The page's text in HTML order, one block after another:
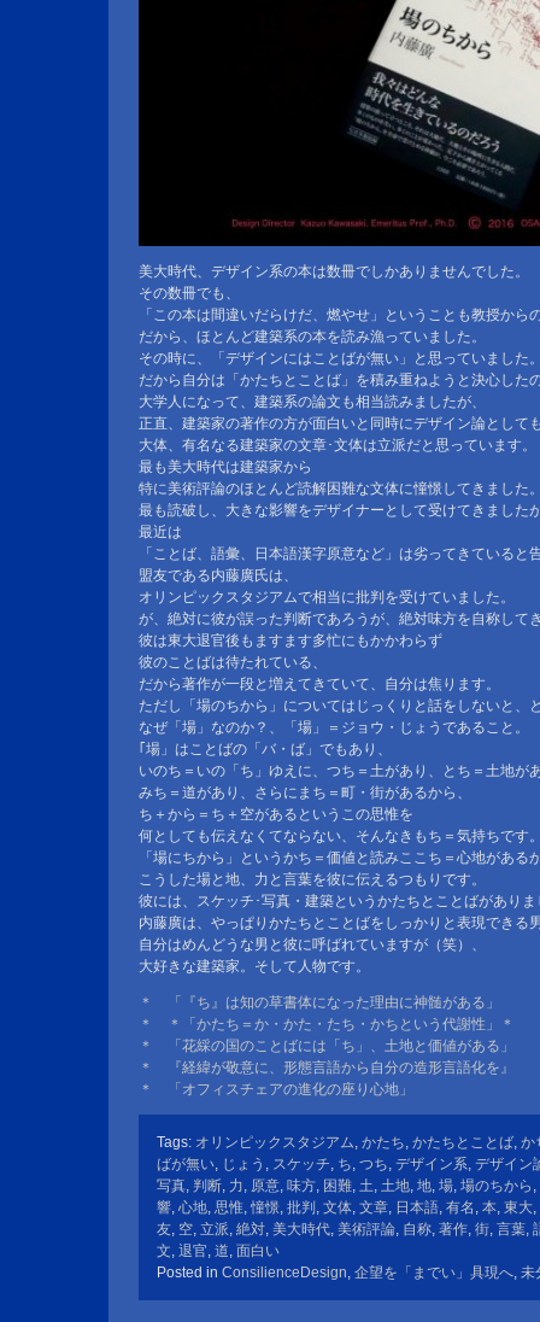
美大時代、デザイン系の本は数冊でしかありませんでした。
その数冊でも、
「この本は間違いだらけだ、燃やせ」ということも教授から
だから、ほとんど建築系の本を読み漁っていました。
その時に、「デザインにはことばが無い」と思っていました
だから自分は「かたちとことば」を積み重ねようと決心した
大学人になって、建築系の論文も相当読みましたが、
正直、建築家の著作の方が面白いと同時にデザイン論として
大体、有名なる建築家の文章･文体は立派だと思っています。
最も美大時代は建築家から
特に美術評論のほとんど読解困難な文体に憧憬してきました
最も読破し、大きな影響をデザイナーとして受けてきました
最近は
「ことば、語彙、日本語漢字原意など」は劣ってきていると
盟友である内藤廣氏は、
オリンピックスタジアムで相当に批判を受けていました。
が、絶対に彼が誤った判断であろうが、絶対味方を自称して
彼は東大退官後もますます多忙にもかかわらず
彼のことばは待たれている、
だから著作が一段と増えてきていて、自分は焦ります。
ただし「場のちから」についてはじっくりと話をしないと、
なぜ「場」なのか？、「場」＝ジョウ・じょうであること。
｢場」はことばの「バ・ば」でもあり、
いのち＝いの「ち」ゆえに、つち＝土があり、とち＝土地が
みち＝道があり、さらにまち＝町・街があるから、
ち＋から＝ち＋空があるというこの思惟を
何としても伝えなくてならない、そんなきもち＝気持ちです
「場にちから」というかち＝価値と読みここち＝心地がある
こうした場と地、力と言葉を彼に伝えるつもりです。
彼には、スケッチ･写真・建築というかたちとことばがありま
内藤廣は、やっぱりかたちとことばをしっかりと表現できる
自分はめんどうな男と彼に呼ばれていますが（笑）、
大好きな建築家。そして人物です。
＊ 「『ち』は知の草書体になった理由に神髄がある」
＊ ＊「かたち＝か・かた・たち・かちという代謝性」＊
＊ 「花綵の国のことばには「ち」、土地と価値がある」
＊ 『経緯が敬意に、形態言語から自分の造形言語化を』
＊ 「オフィスチェアの進化の座り心地」
Tags: オリンピックスタジアム, かたち, かたちとことば, か
ばが無い, じょう , スケッチ, ち, つち, デザイン系, デザイン
写真, 判断, 力, 原意, 味方, 困難, 土, 土地, 地, 場, 場のちから ,
響, 心地, 思惟,憧憬, 批判 , 文体, 文章, 日本語, 有名 , 本, 東大,
友, 空, 立派, 絶対, 美大時代, 美術評論, 自称, 著作, 街, 言葉,
文, 退官, 道, 面白い
Posted in ConsilienceDesign, 企望を「までい」具現へ, 未